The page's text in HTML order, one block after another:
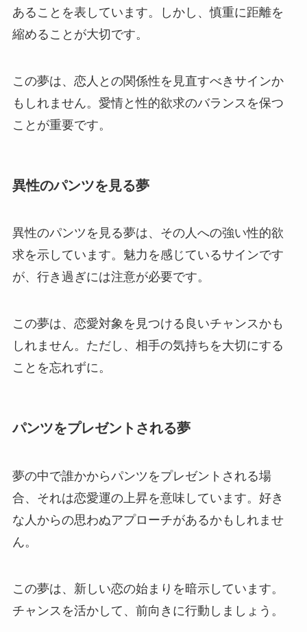
あることを表しています。しかし、慎重に距離を
縮めることが大切です。
この夢は、恋人との関係性を見直すべきサインか
もしれません。愛情と性的欲求のバランスを保つ
ことが重要です。
異性のパンツを見る夢
異性のパンツを見る夢は、その人への強い性的欲
求を示しています。魅力を感じているサインです
が、行き過ぎには注意が必要です。
この夢は、恋愛対象を見つける良いチャンスかも
しれません。ただし、相手の気持ちを大切にする
ことを忘れずに。
パンツをプレゼントされる夢
夢の中で誰かからパンツをプレゼントされる場
合、それは恋愛運の上昇を意味しています。好き
な人からの思わぬアプローチがあるかもしれませ
ん。
この夢は、新しい恋の始まりを暗示しています。
チャンスを活かして、前向きに行動しましょう。